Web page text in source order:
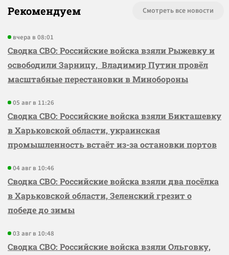
Рекомендуем Смотреть все новости
вчера в 08:01
Сводка СВО: Российские войска взяли Рыжевку и
освободили Зарницу, Владимир Путин провёл
масштабные перестановки в Минобороны
05 авг в 11:26
Сводка СВО: Российские войска взяли Бикташевку
в Харьковской области, украинская
промышленность встаёт из-за остановки портов
04 авг в 10:46
Сводка СВО: Российские войска взяли два посёлка
в Харьковской области, Зеленский грезит о
победе до зимы
03 авг в 10:48
Сводка СВО: Российские войска взяли Ольговку,